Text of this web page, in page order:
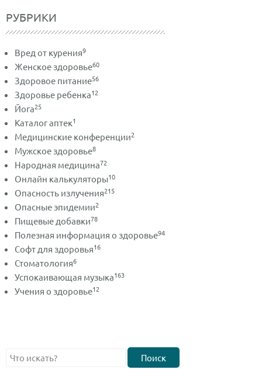
РУБРИКИ
Вред от курения9
Женское здоровье60
Здоровое питание56
Здоровье ребенка12
Йога25
Каталог аптек1
Медицинские конференции2
Мужское здоровье8
Народная медицина72
Онлайн калькуляторы10
Опасность излучения215
Опасные эпидемии2
Пищевые добавки78
Полезная информация о здоровье94
Софт для здоровья16
Стоматология6
Успокаивающая музыка163
Учения о здоровье12
Поиск